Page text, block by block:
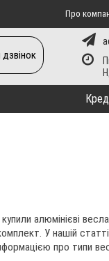
Про
алюмінієві
У нашій статті
про типи